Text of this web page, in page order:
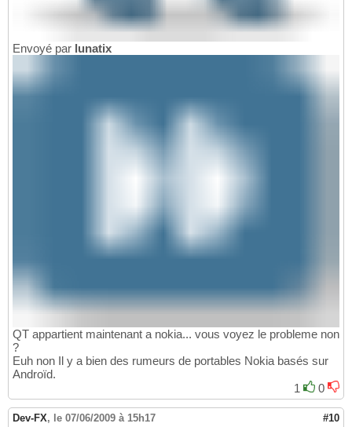
Envoyé par lunatix
QT appartient maintenant a nokia... vous voyez le probleme non
?
Euh non Il y a bien des rumeurs de portables Nokia basés sur
Androïd.
1
0
Dev-FX, le 07/06/2009 à 15h17 #10